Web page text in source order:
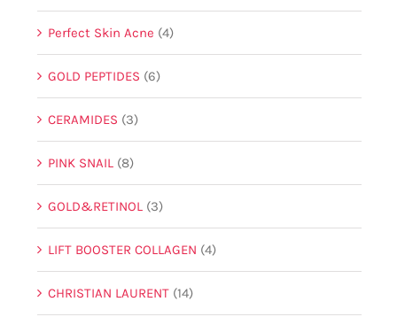
Perfect Skin Acne (4)
GOLD PEPTIDES (6)
CERAMIDES (3)
PINK SNAIL (8)
GOLD&RETINOL (3)
LIFT BOOSTER COLLAGEN (4)
CHRISTIAN LAURENT (14)